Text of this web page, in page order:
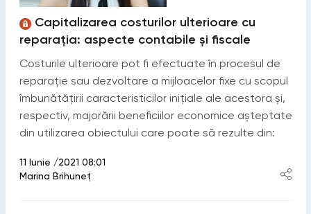
Capitalizarea costurilor ulterioare cu
reparația: aspecte contabile și fiscale
Costurile ulterioare pot fi efectuate în procesul de
reparație sau dezvoltare a mijloacelor fixe cu scopul
îmbunătățirii caracteristicilor inițiale ale acestora şi,
respectiv, majorării beneficiilor economice aşteptate
din utilizarea obiectului care poate să rezulte din:
11 Iunie /2021 08:01
Marina Brihuneț